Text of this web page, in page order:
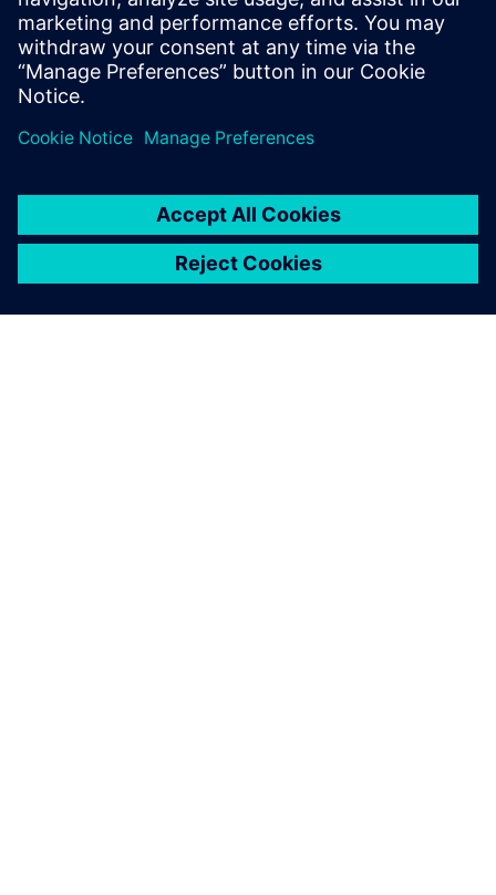
de machines industrielles qui adoptent les solutions APS
gagnent en compétitivité.
Partager